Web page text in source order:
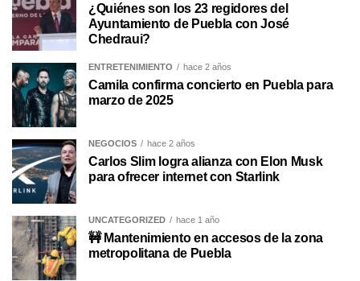
¿Quiénes son los 23 regidores del
Ayuntamiento de Puebla con José
Chedraui?
ENTRETENIMIENTO hace 2 años
Camila confirma concierto en Puebla para
marzo de 2025
NEGOCIOS hace 2 años
Carlos Slim logra alianza con Elon Musk
para ofrecer internet con Starlink
UNCATEGORIZED hace 1 año
🚧 Mantenimiento en accesos de la zona
metropolitana de Puebla